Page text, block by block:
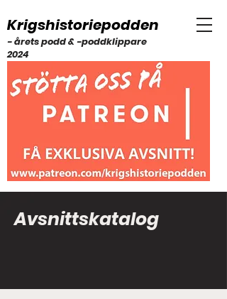
Krigshistoriepodden
- årets podd & -poddklippare
2024
Avsnittskatalog